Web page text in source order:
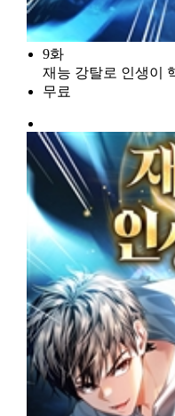
9화
재능 강탈로 인생이
무료